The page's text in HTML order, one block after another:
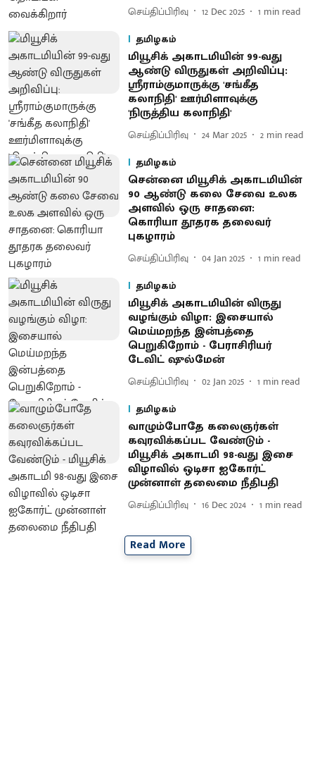
செய்திப்பிரிவு 12 Dec 2025 1 min read
தமிழகம்
மியூசிக் அகாடமியின் 99-வது
ஆண்டு விருதுகள் அறிவிப்பு:
ஸ்ரீராம்குமாருக்கு 'சங்கீத
கலாநிதி' ஊர்மிளாவுக்கு
'நிருத்திய கலாநிதி'
செய்திப்பிரிவு 24 Mar 2025 2 min read
தமிழகம்
சென்னை மியூசிக் அகாடமியின்
90 ஆண்டு கலை சேவை உலக
அளவில் ஒரு சாதனை:
கொரியா தூதரக தலைவர்
புகழாரம்
செய்திப்பிரிவு 04 Jan 2025 1 min read
தமிழகம்
மியூசிக் அகாடமியின் விருது
வழங்கும் விழா: இசையால்
மெய்மறந்த இன்பத்தை
பெறுகிறோம் - பேராசிரியர்
டேவிட் ஷுல்மேன்
செய்திப்பிரிவு 02 Jan 2025 1 min read
தமிழகம்
வாழும்போதே கலைஞர்கள்
கவுரவிக்கப்பட வேண்டும் -
மியூசிக் அகாடமி 98-வது இசை
விழாவில் ஒடிசா ஐகோர்ட்
முன்னாள் தலைமை நீதிபதி
செய்திப்பிரிவு 16 Dec 2024 1 min read
Read More